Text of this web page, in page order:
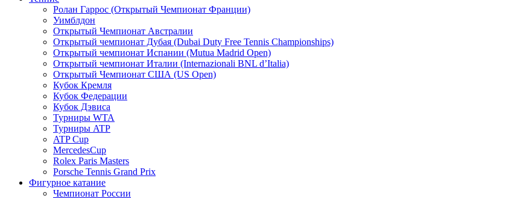
Ролан Гаррос (Открытый Чемпионат Франции)
Уимблдон
Открытый Чемпионат Австралии
Открытый чемпионат Дубая (Dubai Duty Free Tennis Championships)
Открытый чемпионат Испании (Mutua Madrid Open)
Открытый чемпионат Италии (Internazionali BNL d’Italia)
Открытый Чемпионат США (US Open)
Кубок Кремля
Кубок Федерации
Кубок Дэвиса
Турниры WTA
Турниры ATP
ATP Cup
MercedesCup
Rolex Paris Masters
Porsche Tennis Grand Prix
Фигурное катание
Чемпионат России